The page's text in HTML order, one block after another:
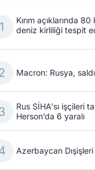
Kırım açıklarında
deniz kirliliği tespit
Macron: Rusya,
Rus SİHA'sı işçileri
Herson’da 6 yaralı
Azerbaycan